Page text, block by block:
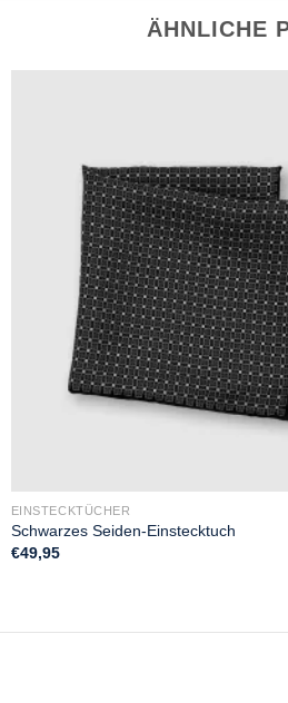
ÄHNLICHE
EINSTECKTÜCHER
Schwarzes Seiden-Einstecktuch
€49,95